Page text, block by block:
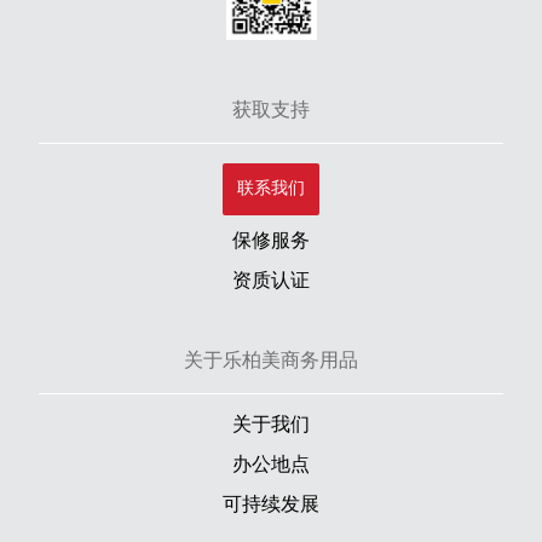
获取支持
联系我们
保修服务
资质认证
关于乐柏美商务用品
关于我们
办公地点
可持续发展